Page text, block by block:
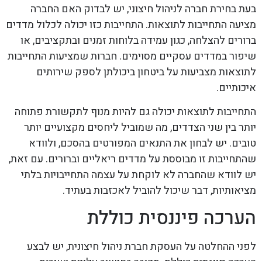
בעת בחירת חברה לניהול חיצוני, יש לבדוק האם החברה
מציעה התחייבות לתוצאות. התחייבות כזו יכולה לכלול מדדים
ברורים להצלחה, כגון עמידה בלוחות זמנים ובתקציבים, או
שיפור במדדים עסקיים מסוימים. חברות שמציעות התחייבות
לתוצאות מצביעות על ביטחון ביכולתן לספק שירותים
איכותיים.
התחייבות לתוצאות יכולה גם להיות מנוף לתקשורת פתוחה
יותר בין שני הצדדים, מה שמוביל ליחסים מקצועיים יותר
טובים. יש לבחון את התנאים המפורטים בהסכם, ולוודא
שהתחייבות זו מבוססת על מדדים ריאליים וברורים. עם זאת,
יש לוודא שהחברה לא לוקחת על עצמה התחייבויות בלתי
מציאותיות, דבר שיכול להוביל לאכזבות בעתיד.
הערכה פיננסית כוללת
לפני ההחלטה על העסקת חברת ניהול חיצונית, יש לבצע